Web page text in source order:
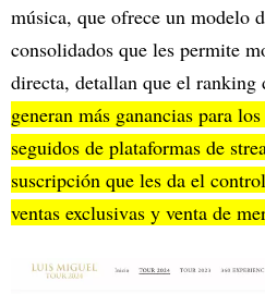
música, que ofrece un modelo
consolidados que les permite
directa, detallan que el ranking
generan más ganancias para
seguidos de plataformas de
suscripción que les da el
ventas exclusivas y venta de